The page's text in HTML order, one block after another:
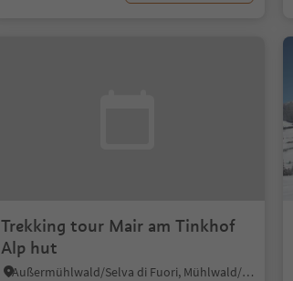
Trekking tour Mair am Tinkhof
Alp hut
Außermühlwald/Selva di Fuori, Mühlwald/Selva dei Molini, Ahrntal/Valle Aurina